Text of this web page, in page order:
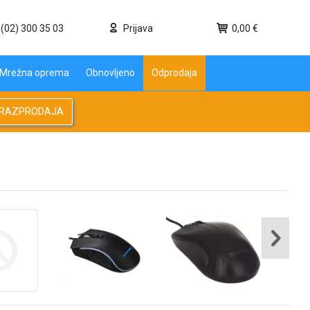
(02) 300 35 03 Prijava 0,00 €
Mrežna oprema Obnovljeno Odprodaja